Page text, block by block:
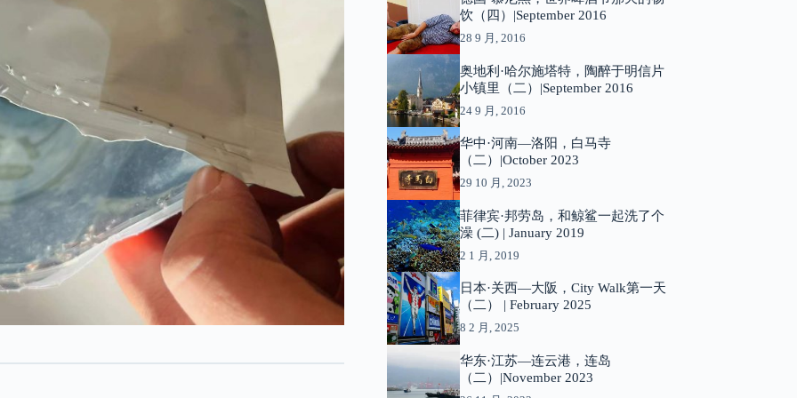
饮（四）|September 2016
28 9 月, 2016
奥地利·哈尔施塔特，陶醉于明信片
小镇里（二）|September 2016
24 9 月, 2016
华中·河南—洛阳，白马寺
（二）|October 2023
29 10 月, 2023
菲律宾·邦劳岛，和鲸鲨一起洗了个
澡 (二) | January 2019
2 1 月, 2019
日本·关西—大阪，City Walk第一天
（二） | February 2025
8 2 月, 2025
华东·江苏—连云港，连岛
（二）|November 2023